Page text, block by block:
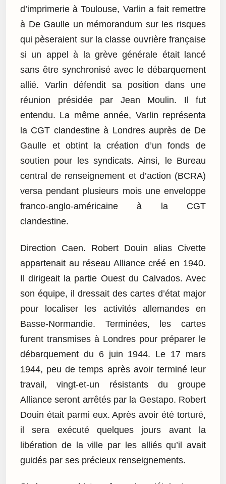
d’imprimerie à Toulouse, Varlin a fait remettre
à De Gaulle un mémorandum sur les risques
qui pèseraient sur la classe ouvrière française
si un appel à la grève générale était lancé
sans être synchronisé avec le débarquement
allié. Varlin défendit sa position dans une
réunion présidée par Jean Moulin. Il fut
entendu. La même année, Varlin représenta
la CGT clandestine à Londres auprès de De
Gaulle et obtint la création d’un fonds de
soutien pour les syndicats. Ainsi, le Bureau
central de renseignement et d’action (BCRA)
versa pendant plusieurs mois une enveloppe
franco-anglo-américaine à la CGT
clandestine.
Direction Caen. Robert Douin alias Civette
appartenait au réseau Alliance créé en 1940.
Il dirigeait la partie Ouest du Calvados. Avec
son équipe, il dressait des cartes d’état major
pour localiser les activités allemandes en
Basse-Normandie. Terminées, les cartes
furent transmises à Londres pour préparer le
débarquement du 6 juin 1944. Le 17 mars
1944, peu de temps après avoir terminé leur
travail, vingt-et-un résistants du groupe
Alliance seront arrêtés par la Gestapo. Robert
Douin était parmi eux. Après avoir été torturé,
il sera exécuté quelques jours avant la
libération de la ville par les alliés qu’il avait
guidés par ses précieux renseignements.